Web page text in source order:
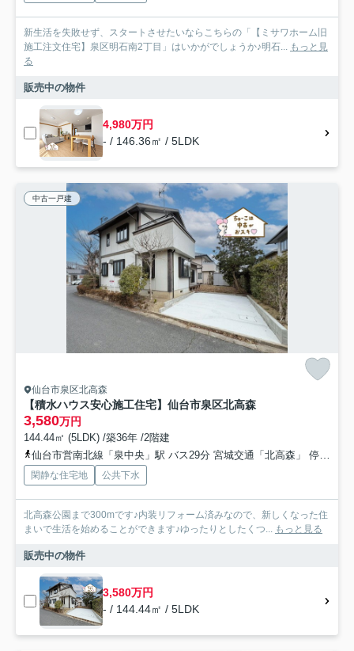
新生活を失敗せず、スタートさせたいならこちらの「【ミサワホーム旧
施工注文住宅】泉区明石南2丁目」はいかがでしょうか♪明石... もっと見
る
販売中の物件
4,980万円
- / 146.36㎡ / 5LDK
中古一戸建
仙台市泉区北高森
【積水ハウス安心施工住宅】仙台市泉区北高森
3,580万円
144.44㎡ (5LDK) /築36年 /2階建
仙台市営南北線「泉中央」駅 バス29分 宮城交通「北高森」 停歩4分
閑静な住宅地 公共下水
北高森公園まで300mです♪内装リフォーム済みなので、新しくなった住
まいで生活を始めることができます♪ゆったりとしたくつ... もっと見る
販売中の物件
3,580万円
- / 144.44㎡ / 5LDK